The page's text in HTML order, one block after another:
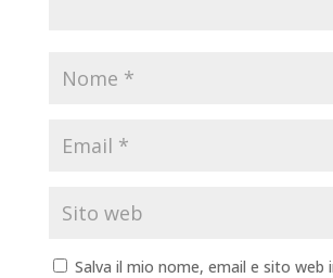
Salva il mio nome, email e sito web